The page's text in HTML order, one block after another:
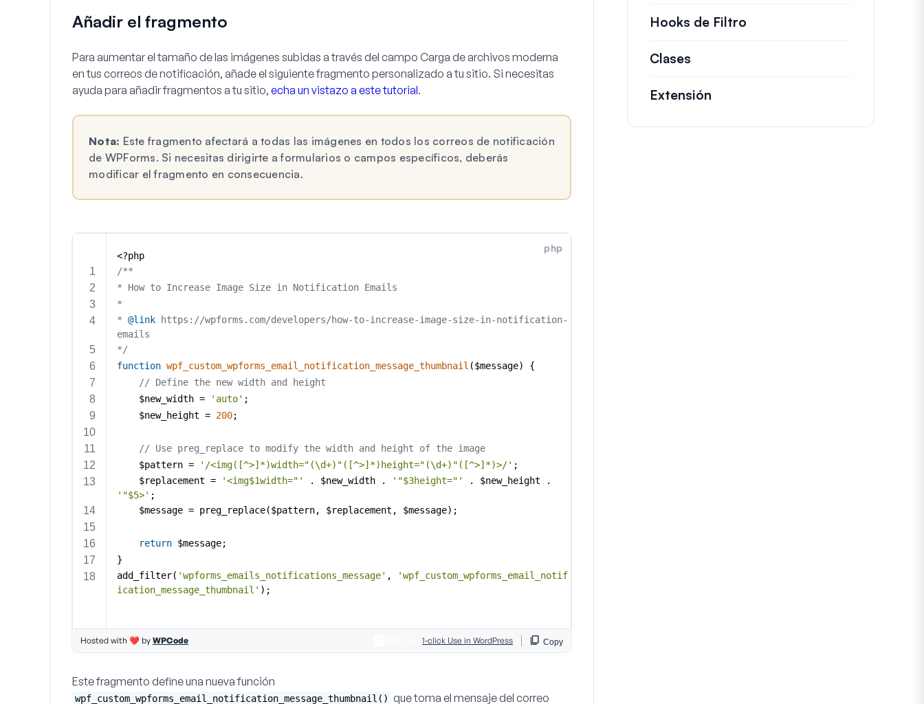
Añadir el fragmento
Para aumentar el tamaño de las imágenes subidas a través del campo Carga de archivos moderna
en tus correos de notificación, añade el siguiente fragmento personalizado a tu sitio. Si necesitas
ayuda para añadir fragmentos a tu sitio, echa un vistazo a este tutorial.
Nota: Este fragmento afectará a todas las imágenes en todos los correos de notificación
de WPForms. Si necesitas dirigirte a formularios o campos específicos, deberás
modificar el fragmento en consecuencia.
Este fragmento define una nueva función
wpf_custom_wpforms_email_notification_message_thumbnail() que toma el mensaje del correo
Hooks de Filtro
Clases
Extensión